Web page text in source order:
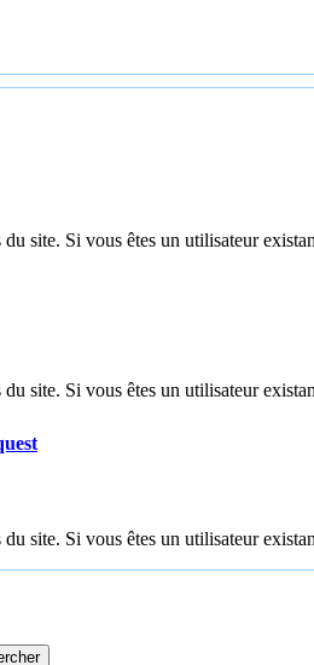
site. Si vous êtes un utilisateur
site. Si vous êtes un utilisateur
site. Si vous êtes un utilisateur